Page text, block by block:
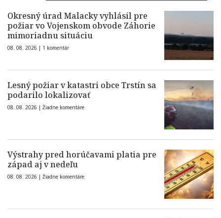
Okresný úrad Malacky vyhlásil pre
požiar vo Vojenskom obvode Záhorie
mimoriadnu situáciu
08. 08. 2026 | 1 komentár
Lesný požiar v katastri obce Trstín sa
podarilo lokalizovať
08. 08. 2026 | Žiadne komentáre
Výstrahy pred horúčavami platia pre
západ aj v nedeľu
08. 08. 2026 | Žiadne komentáre